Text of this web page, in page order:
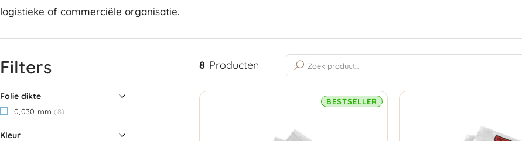
logistieke of commerciële organisatie.
Filters
Folie dikte
0,030 mm(8)
Kleur
8 Producten Gesorteerd
BESTSELLER